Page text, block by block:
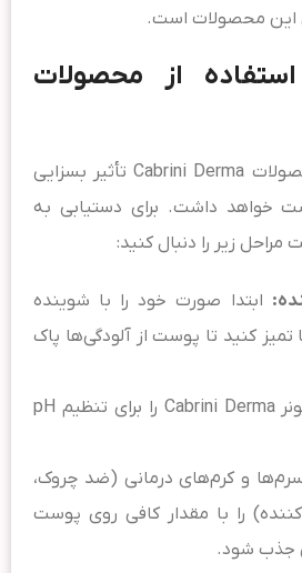
این محصولات است.
از محصولات
استفاده صحیح از محصولات Cabrini Derma تأثیر بسزایی
خواهد داشت. برای دستیابی به
مراحل زیر را دنبال کنید:
ابتدا صورت خود را با شوینده
تمیز کنید تا پوست از آلودگی‌ها پاک
در صورت نیاز، تونر Cabrini Derma را برای تنظیم pH
و کرم‌های درمانی (ضد چروک،
را با مقدار کافی روی پوست
جذب شود.